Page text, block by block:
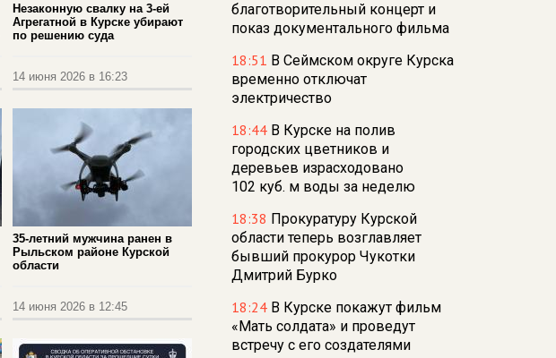
Незаконную свалку на 3-ей
Агрегатной в Курске убирают
по решению суда
14 июня 2026 в 16:23
35-летний мужчина ранен в
Рыльском районе Курской
области
14 июня 2026 в 12:45
благотворительный концерт и
показ документального фильма
18:51 В Сеймском округе Курска
временно отключат
электричество
18:44 В Курске на полив
городских цветников и
деревьев израсходовано
102 куб. м воды за неделю
18:38 Прокуратуру Курской
области теперь возглавляет
бывший прокурор Чукотки
Дмитрий Бурко
18:24 В Курске покажут фильм
«Мать солдата» и проведут
встречу с его создателями